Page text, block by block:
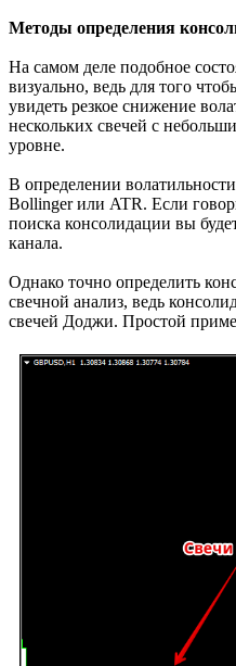
Методы определения
На самом деле подобное
визуально, ведь для того
увидеть резкое снижение
нескольких свечей с
уровне.
В определении
Bollinger или ATR. Если
поиска консолидации вы
канала.
Однако точно определить
свечной анализ, ведь
свечей Доджи. Простой